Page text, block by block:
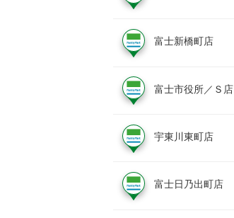
富士新橋町店
富士市役所／Ｓ店
宇東川東町店
富士日乃出町店